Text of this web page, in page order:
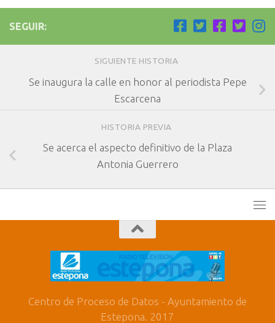
SEGUIR:
SIGUIENTE HISTORIA
Se inaugura la calle en honor al periodista Pepe
Escarcena
HISTORIA PREVIA
Se acerca el aspecto definitivo de la Plaza
Antonia Guerrero
Centro de Proceso de Datos - Ayuntamiento de
Estepona. 2017